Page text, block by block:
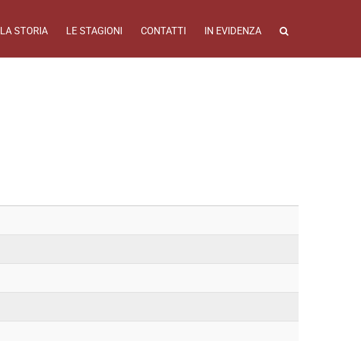
LA STORIA LE STAGIONI CONTATTI IN EVIDENZA